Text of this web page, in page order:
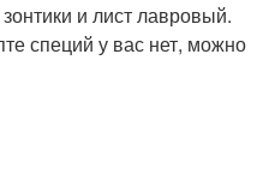
и лист лавровый.
специй у вас нет, можно